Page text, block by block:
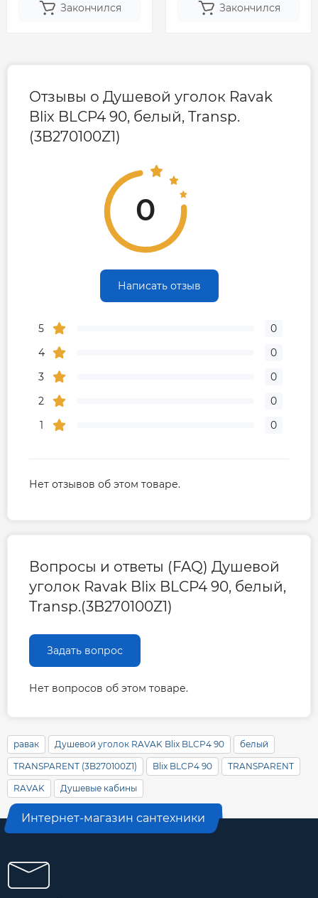
Закончился Закончился
Отзывы о Душевой уголок Ravak
Blix BLCP4 90, белый, Transp.
(3B270100Z1)
0
Написать отзыв
5
0
4
0
3
0
2
0
1
0
Нет отзывов об этом товаре.
Вопросы и ответы (FAQ) Душевой
уголок Ravak Blix BLCP4 90, белый,
Transp.(3B270100Z1)
Задать вопрос
Нет вопросов об этом товаре.
равак Душевой уголок RAVAK Blix BLCP4 90 белый
TRANSPARENT (3B270100Z1) Blix BLCP4 90 TRANSPARENT
RAVAK Душевые кабины
Интернет-магазин сантехники